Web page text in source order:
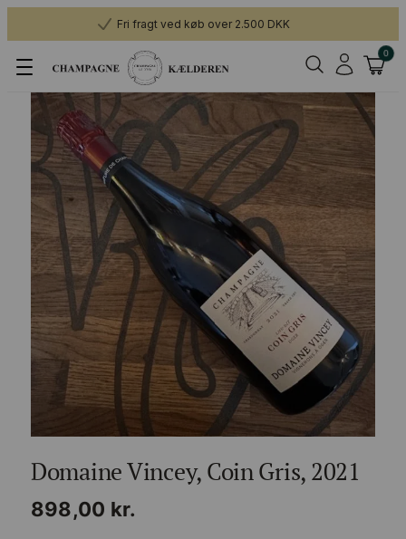
Fri fragt ved køb over 2.500 DKK
0
Domaine Vincey, Coin Gris, 2021
898,00 kr.